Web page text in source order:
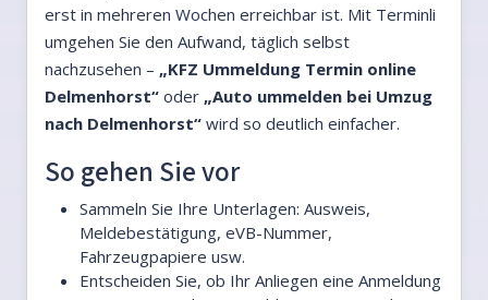
erst in mehreren Wochen erreichbar ist. Mit Terminli
umgehen Sie den Aufwand, täglich selbst
nachzusehen – „KFZ Ummeldung Termin online
Delmenhorst“ oder „Auto ummelden bei Umzug
nach Delmenhorst“ wird so deutlich einfacher.
So gehen Sie vor
Sammeln Sie Ihre Unterlagen: Ausweis,
Meldebestätigung, eVB-Nummer,
Fahrzeugpapiere usw.
Entscheiden Sie, ob Ihr Anliegen eine Anmeldung